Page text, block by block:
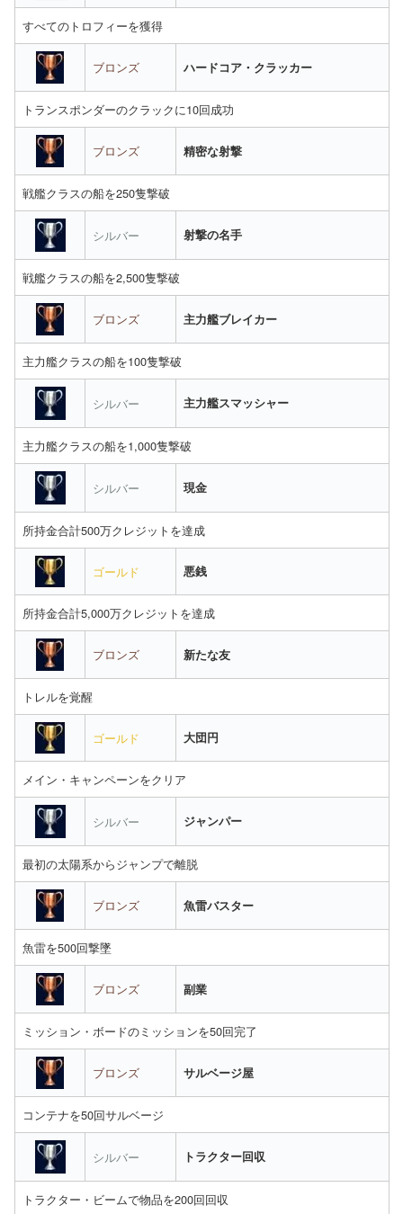
すべてのトロフィーを獲得
ブロンズ ハードコア・クラッカー
トランスポンダーのクラックに10回成功
ブロンズ 精密な射撃
戦艦クラスの船を250隻撃破
シルバー 射撃の名手
戦艦クラスの船を2,500隻撃破
ブロンズ 主力艦ブレイカー
主力艦クラスの船を100隻撃破
シルバー 主力艦スマッシャー
主力艦クラスの船を1,000隻撃破
シルバー 現金
所持金合計500万クレジットを達成
ゴールド 悪銭
所持金合計5,000万クレジットを達成
ブロンズ 新たな友
トレルを覚醒
ゴールド 大団円
メイン・キャンペーンをクリア
シルバー ジャンパー
最初の太陽系からジャンプで離脱
ブロンズ 魚雷バスター
魚雷を500回撃墜
ブロンズ 副業
ミッション・ボードのミッションを50回完了
ブロンズ サルベージ屋
コンテナを50回サルベージ
シルバー トラクター回収
トラクター・ビームで物品を200回回収